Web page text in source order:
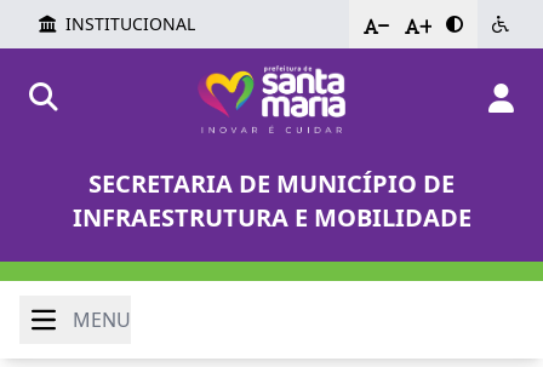
INSTITUCIONAL - +
SECRETARIA DE MUNICÍPIO DE
INFRAESTRUTURA E MOBILIDADE
MENU